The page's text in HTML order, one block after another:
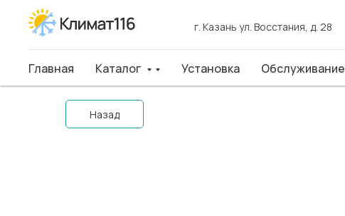
г. Казань ул. Восстания, д. 28
Главная Каталог Установка Обслуживание
г. Казань ул. Восстания, д. 28
Главная Каталог Установка Обслуживание
Назад